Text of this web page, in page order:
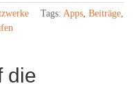
Tags: Apps, Beiträge,
die